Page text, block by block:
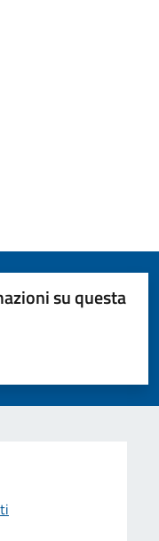
su questa